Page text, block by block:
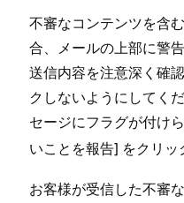
不審なコンテンツを含
合⁠、メ⁠ールの上部に警
送信内容を注意深く確
クしないようにしてく
セ⁠ージにフラグが付け
いことを報告⁠] をクリ⁠ッ
お客様が受信した不審